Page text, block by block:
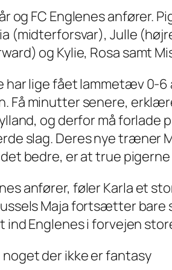
og FC Englenes anfører.
(midterforsvar), Julle
og Kylie, Rosa samt
har lige fået lammetæv 0-
Få minutter senere,
og derfor må forlade
slag. Deres nye træner
bedre, er at true
anfører, føler Karla et
Maja fortsætter bare
ind Englenes i forvejen
der ikke er fantasy